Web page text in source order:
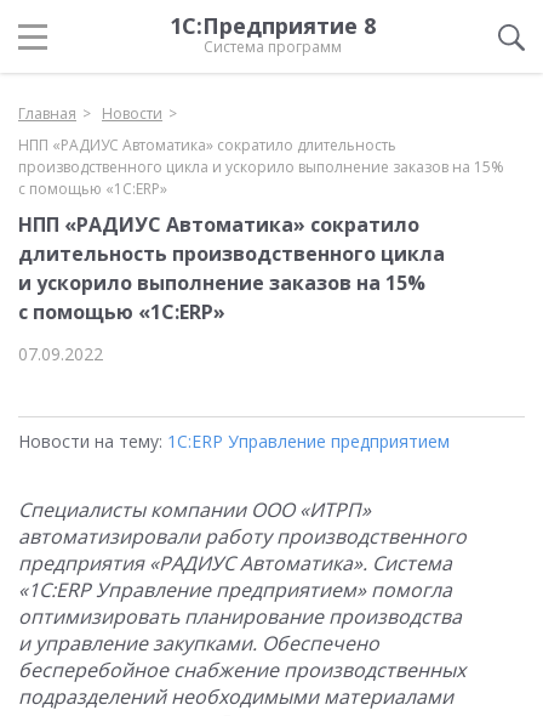
1С:Предприятие 8
Система программ
Главная
Новости
НПП «РАДИУС Автоматика» сократило длительность
производственного цикла и ускорило выполнение заказов на 15%
с помощью «1С:ERP»
НПП «РАДИУС Автоматика» сократило
длительность производственного цикла
и ускорило выполнение заказов на 15%
с помощью «1С:ERP»
07.09.2022
Новости на тему: 1С:ERP Управление предприятием
Специалисты компании ООО «ИТРП»
автоматизировали работу производственного
предприятия «РАДИУС Автоматика». Система
«1С:ERP Управление предприятием» помогла
оптимизировать планирование производства
и управление закупками. Обеспечено
бесперебойное снабжение производственных
подразделений необходимыми материалами